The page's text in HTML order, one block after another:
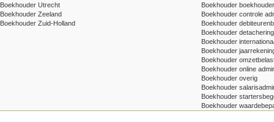
Boekhouder Utrecht
Boekhouder Zeeland
Boekhouder Zuid-Holland
Boekhouder
Boekhouder controle
Boekhouder
Boekhouder
Boekhouder
Boekhouder
Boekhouder
Boekhouder online
Boekhouder overig
Boekhouder
Boekhouder
Boekhouder